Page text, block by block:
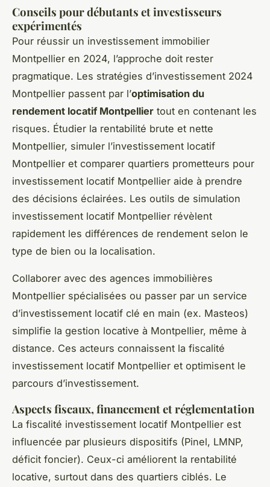
Conseils pour débutants et investisseurs
expérimentés
Pour réussir un investissement immobilier
Montpellier en 2024, l’approche doit rester
pragmatique. Les stratégies d’investissement 2024
Montpellier passent par l’optimisation du
rendement locatif Montpellier tout en contenant les
risques. Étudier la rentabilité brute et nette
Montpellier, simuler l’investissement locatif
Montpellier et comparer quartiers prometteurs pour
investissement locatif Montpellier aide à prendre
des décisions éclairées. Les outils de simulation
investissement locatif Montpellier révèlent
rapidement les différences de rendement selon le
type de bien ou la localisation.
Collaborer avec des agences immobilières
Montpellier spécialisées ou passer par un service
d’investissement locatif clé en main (ex. Masteos)
simplifie la gestion locative à Montpellier, même à
distance. Ces acteurs connaissent la fiscalité
investissement locatif Montpellier et optimisent le
parcours d’investissement.
Aspects fiscaux, financement et réglementation
La fiscalité investissement locatif Montpellier est
influencée par plusieurs dispositifs (Pinel, LMNP,
déficit foncier). Ceux-ci améliorent la rentabilité
locative, surtout dans des quartiers ciblés. Le